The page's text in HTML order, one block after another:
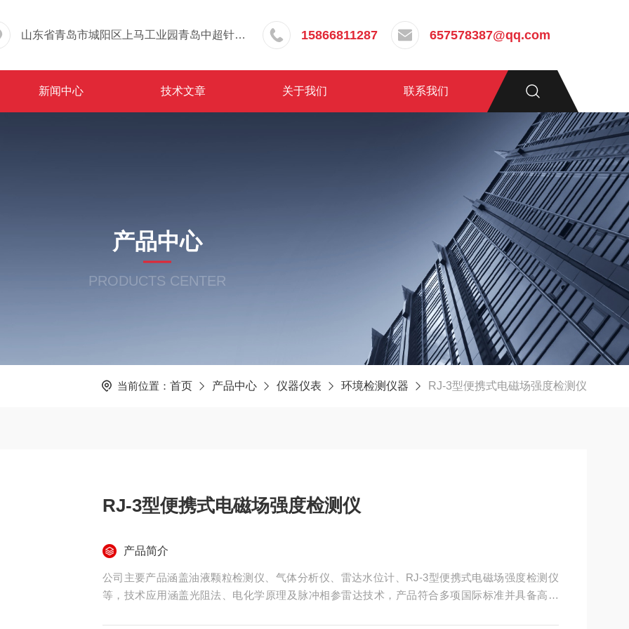
山东省青岛市城阳区上马工业园青岛中超针织有限公司院内东办公楼三层 15866811287 657578387@qq.com
新闻中心 技术文章 关于我们 联系我们
产品中心
PRODUCTS CENTER
当前位置： 首页 产品中心 仪器仪表 环境检测仪器 RJ-3型便携式电磁场强度检测仪
RJ-3型便携式电磁场强度检测仪
产品简介
公司主要产品涵盖油液颗粒检测仪、气体分析仪、雷达水位计、RJ-3型便携式电磁场强度检测仪
等，技术应用涵盖光阻法、电化学原理及脉冲相参雷达技术，产品符合多项国际标准并具备高精